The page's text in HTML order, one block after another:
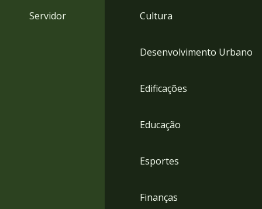
Servidor Cultura
Desenvolvimento Urbano
Edificações
Educação
Esportes
Finanças